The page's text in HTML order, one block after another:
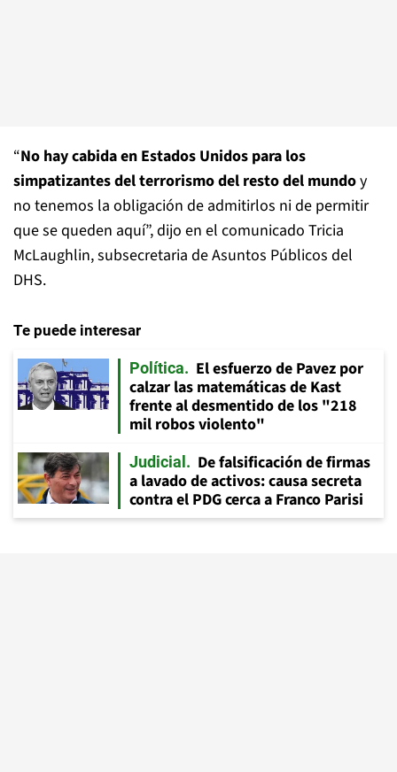
“No hay cabida en Estados Unidos para los
simpatizantes del terrorismo del resto del mundoy
no tenemos la obligación de admitirlos ni de permitir
que se queden aquí”, dijo en el comunicado Tricia
McLaughlin, subsecretaria de Asuntos Públicos del
DHS.
Te puede interesar
Política
El esfuerzo de Pavez por
calzar las matemáticas de Kast
frente al desmentido de los "218
mil robos violento"
Judicial
De falsificación de firmas
a lavado de activos: causa secreta
contra el PDG cerca a Franco Parisi